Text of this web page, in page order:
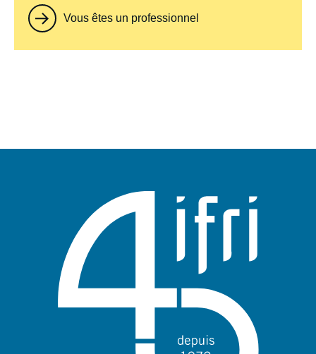
Vous êtes un professionnel